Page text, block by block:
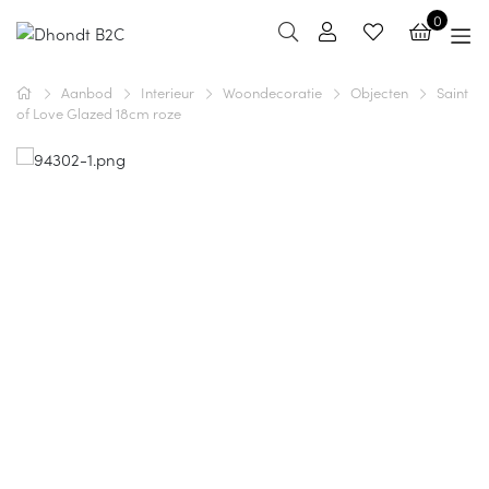
0
Aanbod Interieur Woondecoratie Objecten
Saint
of Love Glazed 18cm roze